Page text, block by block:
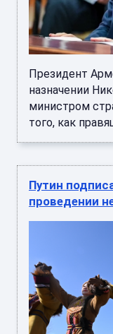
Президент
назначении
министром
того, как
Путин
проведении